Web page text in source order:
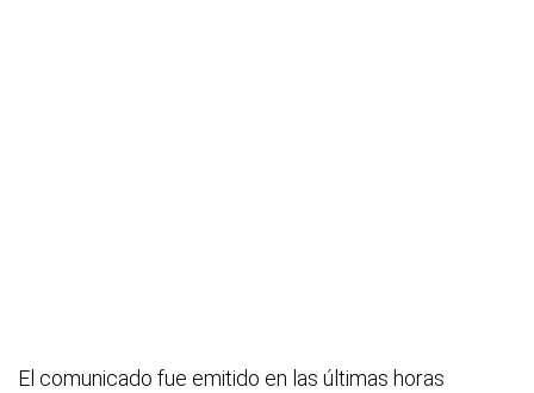
El comunicado fue emitido en las últimas horas